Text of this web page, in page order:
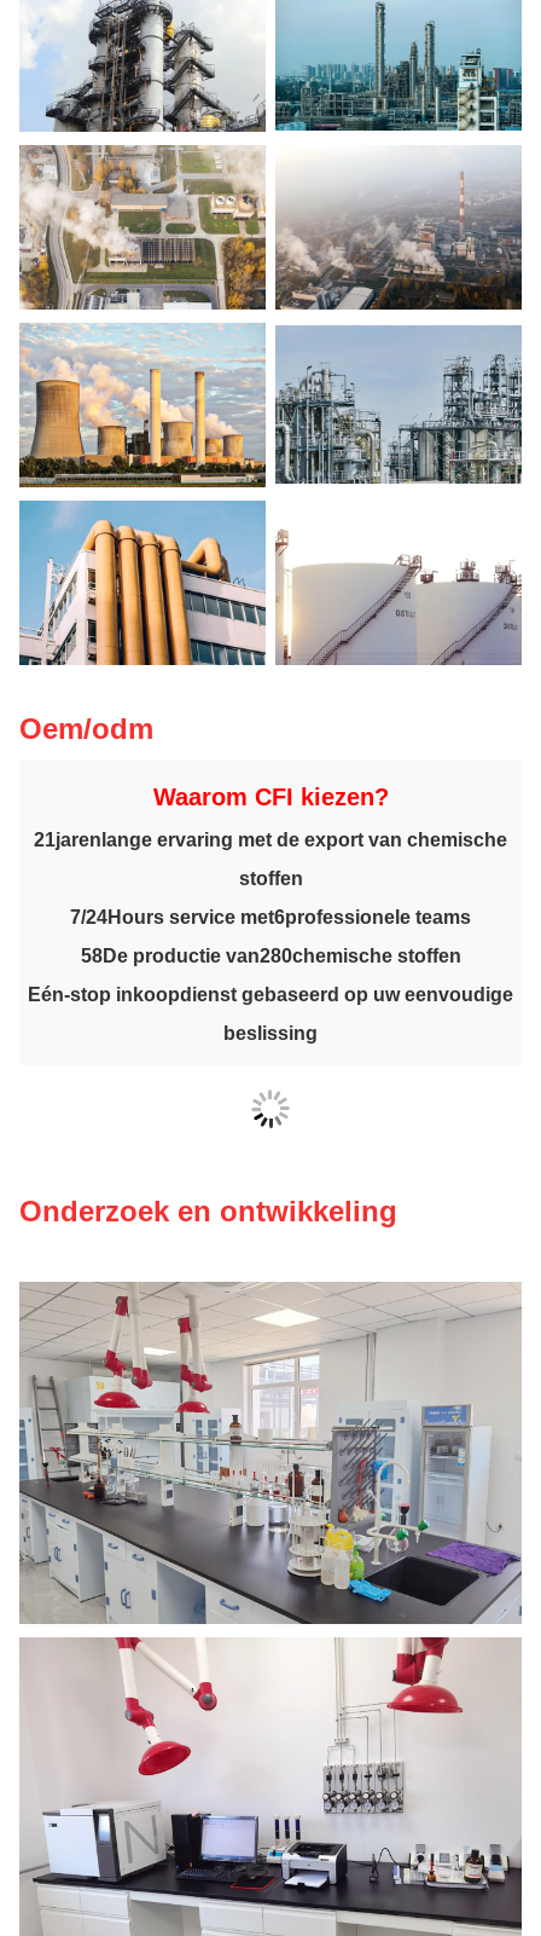
Oem/odm
Waarom CFI kiezen?
21jarenlange ervaring met de export van chemische
stoffen
7/24Hours service met6professionele teams
58De productie van280chemische stoffen
Eén-stop inkoopdienst gebaseerd op uw eenvoudige
beslissing
Onderzoek en ontwikkeling